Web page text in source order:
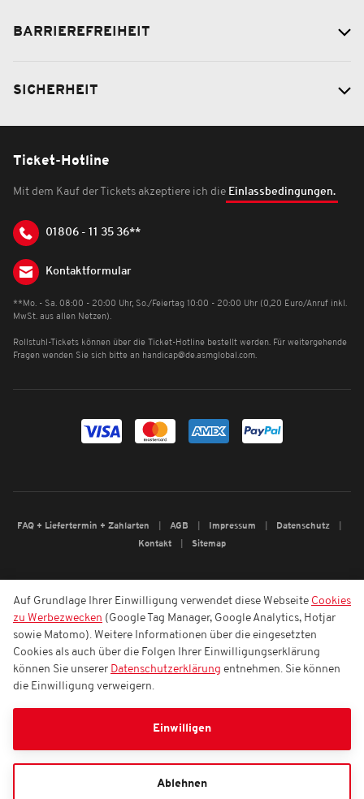
BARRIEREFREIHEIT
SICHERHEIT
Ticket-Hotline
Mit dem Kauf der Tickets akzeptiere ich die Einlassbedingungen.
01806 - 11 35 36**
Kontaktformular
**Mo. - Sa. 08:00 - 20:00 Uhr, So./Feiertag 10:00 - 20:00 Uhr (0,20 Euro/Anruf inkl.
MwSt. aus allen Netzen).
Rollstuhl-Tickets können über die Ticket-Hotline bestellt werden. Für weitergehende
Fragen wenden Sie sich bitte an handicap@de.asmglobal.com.
FAQ + Liefertermin + Zahlarten AGB Impressum
Datenschutz
Kontakt
Sitemap
Auf Grundlage Ihrer Einwilligung verwendet diese Webseite Cookies
zu Werbezwecken (Google Tag Manager, Google Analytics, Hotjar
sowie Matomo). Weitere Informationen über die eingesetzten
Cookies als auch über die Folgen Ihrer Einwilligungserklärung
können Sie unserer Datenschutzerklärung entnehmen. Sie können
die Einwilligung verweigern.
Einwilligen
Ablehnen